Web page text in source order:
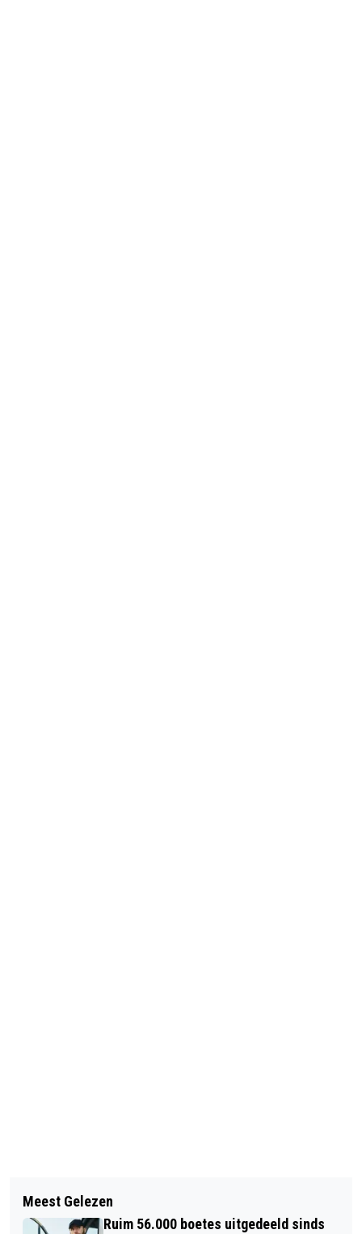
GEEN UITSTEL 'GROOT WERKOVERLEG'
OP SPOOR
CHINEZEN VERLIEFD OP AMSTERDAM
Meest Gelezen
Ruim 56.000 boetes uitgedeeld sinds